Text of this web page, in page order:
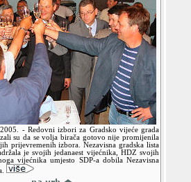
- Redovni izbori za Gradsko vijeće grada
su da se volja birača gotovo nije promijenila
prijevremenih izbora. Nezavisna gradska lista
je svojih jedanaest vijećnika, HDZ svojih
vijećnika umjesto SDP-a dobila Nezavisna